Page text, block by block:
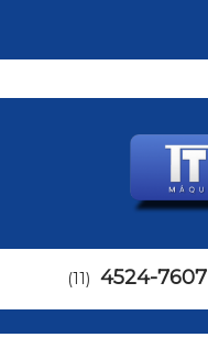
(11) 4524-7607